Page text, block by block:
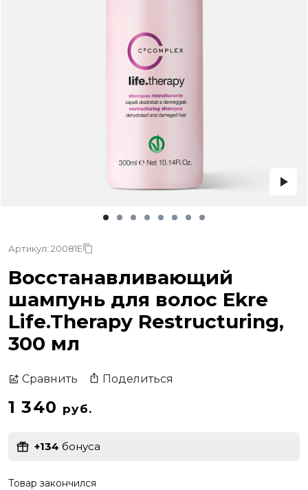
Артикул: 20081E
Восстанавливающий
шампунь для волос Ekre
Life.Therapy Restructuring,
300 мл
Сравнить Поделиться
1 340 руб.
+134 бонуса
Товар закончился